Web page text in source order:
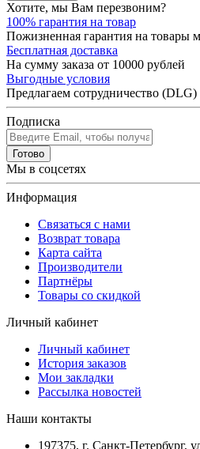
Хотите, мы Вам перезвоним?
100% гарантия на товар
Пожизненная гарантия на товары
Бесплатная доставка
На сумму заказа от 10000 рублей
Выгодные условия
Предлагаем сотрудничество (DLG)
Подписка
Готово
Мы в соцсетях
Информация
Связаться с нами
Возврат товара
Карта сайта
Производители
Партнёры
Товары со скидкой
Личный кабинет
Личный кабинет
История заказов
Мои закладки
Рассылка новостей
Наши контакты
197375, г. Санкт-Петербург,